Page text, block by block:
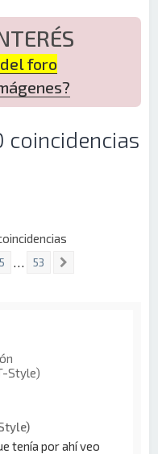
foro
coincidencias
5 53
Style)
tenía por ahí veo